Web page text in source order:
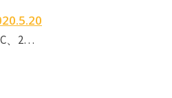
、2…